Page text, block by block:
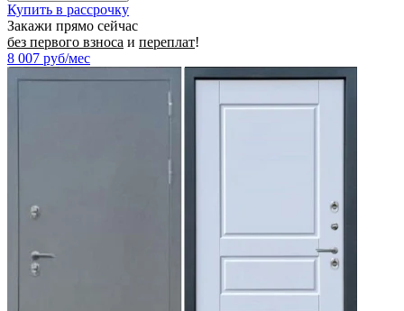
Купить в рассрочку
Закажи прямо сейчас
без первого взноса и переплат!
8 007 руб/мес